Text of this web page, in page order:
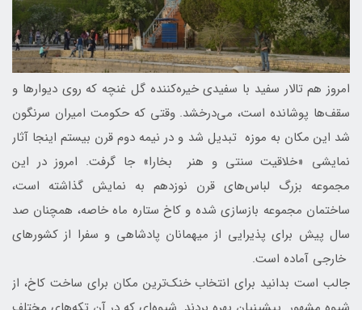
امروز هم تالار سفید با سفیدی خیره‌کننده گل غنچه که روی دیوارها و
سقف‌ها پوشانده است، می‌درخشد. وقتی که حکومت امیران سرنگون
شد این مکان به موزه تبدیل شد و در نیمه دوم قرن بیستم اینجا آثار
نمایشی «خلاقیت سنتی و هنر بخارا» جا گرفت. امروز در این
مجموعه بزرگ لباس‌های قرن نوزدهم به نمایش گذاشته است،
ساختمان مجموعه بازسازی شده و کاخ ستاره ماه خاصه، همچنان صد
سال پیش برای پذیرایی از میهمانان پادشاهی و سفرا از کشورهای
خارجی آماده است.
جالب است بدانید برای انتخاب خنک‌ترین مکان برای ساخت کاخ، از